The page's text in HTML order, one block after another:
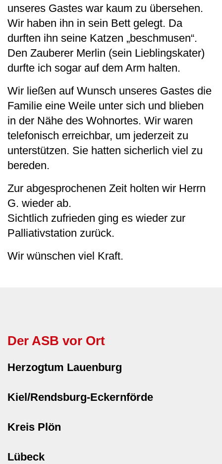
unseres Gastes war kaum zu übersehen.
Wir haben ihn in sein Bett gelegt. Da
durften ihn seine Katzen „beschmusen“.
Den Zauberer Merlin (sein Lieblingskater)
durfte ich sogar auf dem Arm halten.
Wir ließen auf Wunsch unseres Gastes die
Familie eine Weile unter sich und blieben
in der Nähe des Wohnortes. Wir waren
telefonisch erreichbar, um jederzeit zu
unterstützen. Sie hatten sicherlich viel zu
bereden.
Zur abgesprochenen Zeit holten wir Herrn
G. wieder ab.
Sichtlich zufrieden ging es wieder zur
Palliativstation zurück.
Wir wünschen viel Kraft.
Der ASB vor Ort
Herzogtum Lauenburg
Kiel/Rendsburg-Eckernförde
Kreis Plön
Lübeck